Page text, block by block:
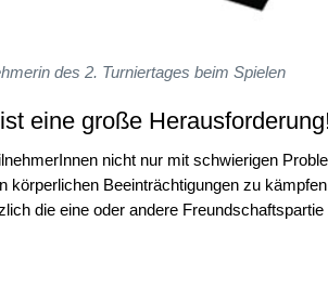
des 2. Turniertages beim Spielen
eine große
nicht nur mit schwierigen
körperlichen Beeinträchtigungen zu
die eine oder andere Freundschaftspartie